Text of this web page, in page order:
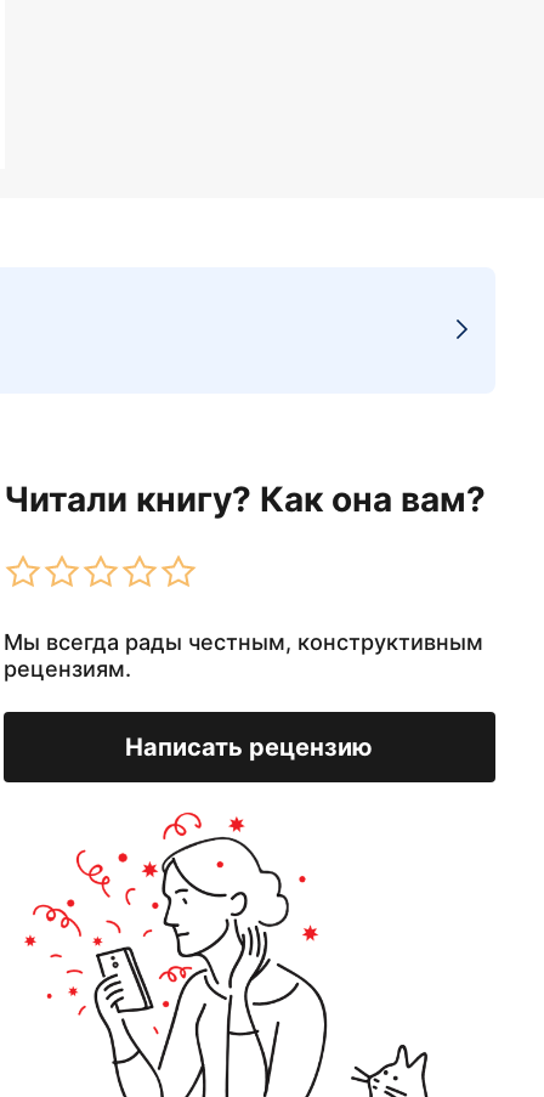
Читали книгу? Как она вам?
Мы всегда рады честным, конструктивным
рецензиям.
Написать рецензию